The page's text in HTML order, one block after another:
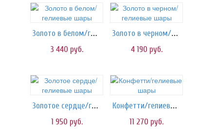
Золото в белом/гелиевые шары
3 440 руб.
Золото в черном/гелиевые шары
4 190 руб.
Золотое сердце/гелиевые шары
1 950 руб.
Конфетти/гелиевые шары
11 270 руб.